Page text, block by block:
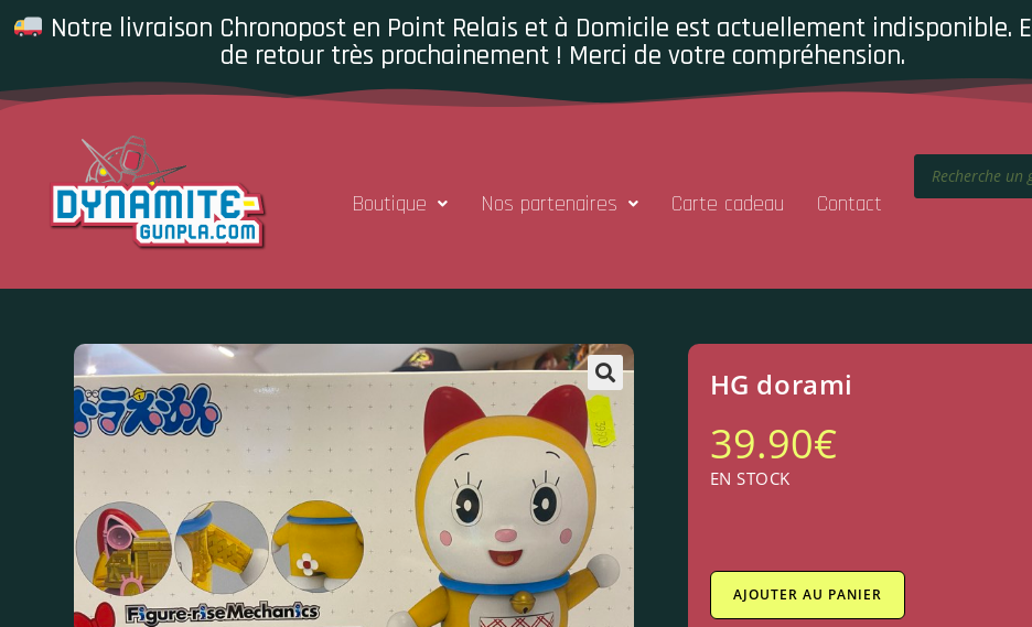
Notre livraison Chronopost en Point Relais et à Domicile est actuellement indisponible.
de retour très prochainement ! Merci de votre compréhension.
Boutique Nos partenaires Carte cadeau Contact
HG dorami
39.90€
EN STOCK
AJOUTER AU PANIER